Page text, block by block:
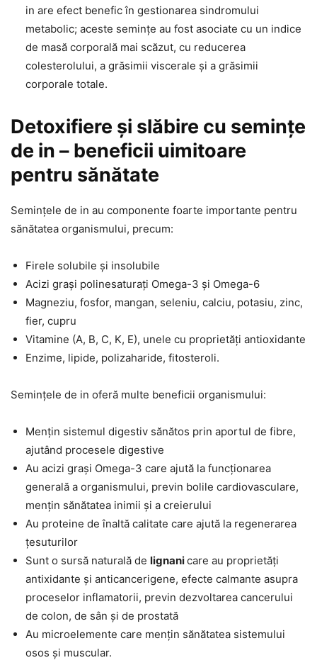
in are efect benefic în gestionarea sindromului
metabolic; aceste semințe au fost asociate cu un indice
de masă corporală mai scăzut, cu reducerea
colesterolului, a grăsimii viscerale și a grăsimii
corporale totale.
Detoxifiere și slăbire cu semințe
de in – beneficii uimitoare
pentru sănătate
Semințele de in au componente foarte importante pentru
sănătatea organismului, precum:
Firele solubile și insolubile
Acizi grași polinesaturați Omega-3 și Omega-6
Magneziu, fosfor, mangan, seleniu, calciu, potasiu, zinc,
fier, cupru
Vitamine (A, B, C, K, E), unele cu proprietăți antioxidante
Enzime, lipide, polizaharide, fitosteroli.
Semințele de in oferă multe beneficii organismului:
Mențin sistemul digestiv sănătos prin aportul de fibre,
ajutând procesele digestive
Au acizi grași Omega-3 care ajută la funcționarea
generală a organismului, previn bolile cardiovasculare,
mențin sănătatea inimii și a creierului
Au proteine de înaltă calitate care ajută la regenerarea
țesuturilor
Sunt o sursă naturală de lignanicare au proprietăți
antixidante și anticancerigene, efecte calmante asupra
proceselor inflamatorii, previn dezvoltarea cancerului
de colon, de sân și de prostată
Au microelemente care mențin sănătatea sistemului
osos și muscular.